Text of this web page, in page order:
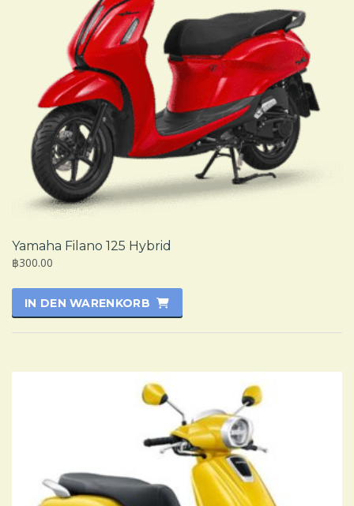
Yamaha Filano 125 Hybrid
฿300.00
IN DEN WARENKORB